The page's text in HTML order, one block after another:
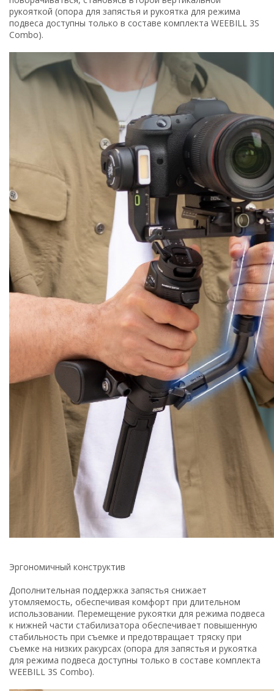
рукояткой (опора для запястья и рукоятка для режима
подвеса доступны только в составе комплекта WEEBILL 3S
Combo).
Эргономичный конструктив
Дополнительная поддержка запястья снижает
утомляемость, обеспечивая комфорт при длительном
использовании. Перемещение рукоятки для режима подвеса
к нижней части стабилизатора обеспечивает повышенную
стабильность при съемке и предотвращает тряску при
съемке на низких ракурсах (опора для запястья и рукоятка
для режима подвеса доступны только в составе комплекта
WEEBILL 3S Combo).